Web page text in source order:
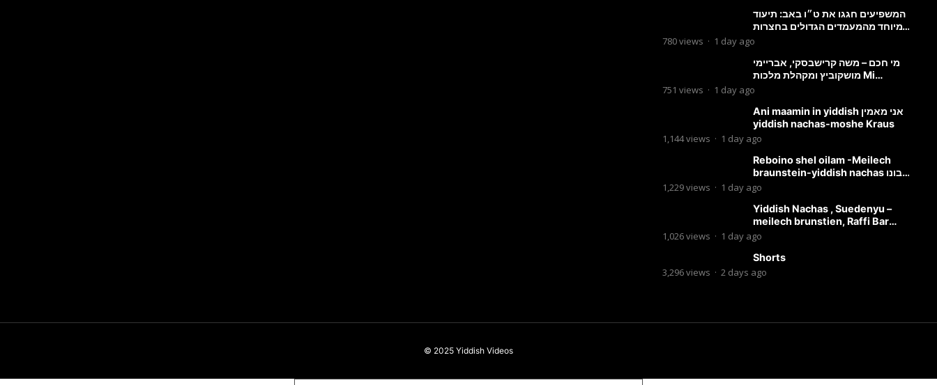
המשפיעים חגגו את ט״ו באב: תיעוד
מיוחד מהמעמדים הגדולים בחצרות
האדמו״ר מסטוטשין והגרי״מ
780views · 1 day ago
מי חכם – משה קרישבסקי, אבריימי
מושקוביץ ומקהלת מלכות Mi
Chacham I
751 views · 1 day ago
Ani maamin in yiddish אני מאמין
yiddish nachas-moshe Kraus
1,144views · 1 day ago
Reboino shel oilam -Meilech
braunstein-yiddish nachas רבונו
של עולם
1,229views · 1 day ago
Yiddish Nachas , Suedenyu –
meilech brunstien, Raffi Bar
Mitzvah
1,026views · 1 day ago
Shorts
3,296views · 2 days ago
© 2025 Yiddish Videos